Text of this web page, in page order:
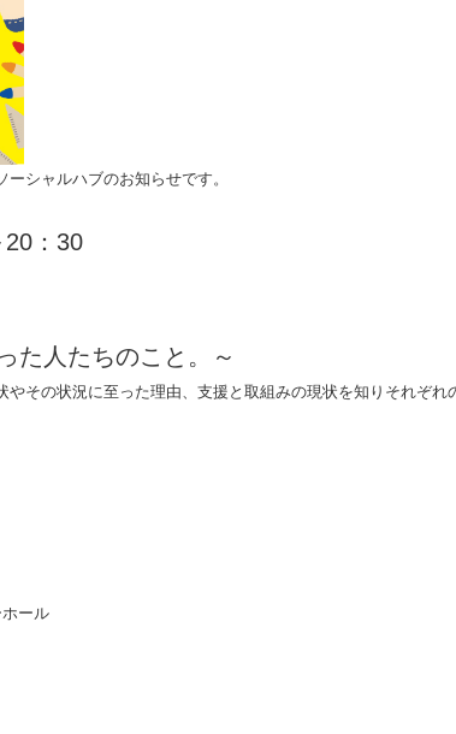
シャルハブのお知らせです。
：30
た人たちのこと。～
その状況に至った理由、支援と取組みの現状を知りそれぞれ
ール